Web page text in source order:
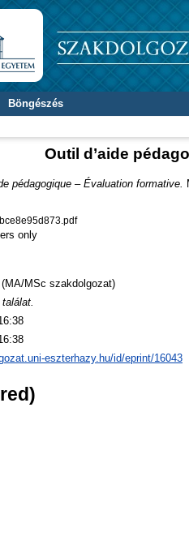
Böngészés
Outil d’aide
pédagogique – Évaluation formative.
only
MSc szakdolgozat)
eszterhazy.hu/id/eprint/16043